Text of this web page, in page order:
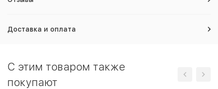
Доставка и оплата
C этим товаром также
покупают